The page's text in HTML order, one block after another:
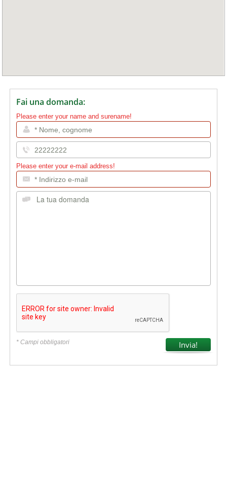
Fai una domanda:
Please enter your name and surename!
Please enter your e-mail address!
* Campi obbligatori